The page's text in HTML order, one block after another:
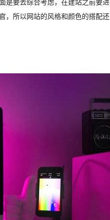
，所以网站的风格和颜色的搭配还